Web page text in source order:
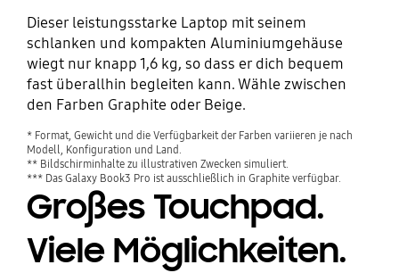
Dieser leistungsstarke Laptop mit seinem
schlanken und kompakten Aluminiumgehäuse
wiegt nur knapp 1,6 kg, so dass er dich bequem
fast überallhin begleiten kann. Wähle zwischen
den Farben Graphite oder Beige.
* Format, Gewicht und die Verfügbarkeit der Farben variieren je nach
Modell, Konfiguration und Land.
** Bildschirminhalte zu illustrativen Zwecken simuliert.
*** Das Galaxy Book3 Pro ist ausschließlich in Graphite verfügbar.
Großes Touchpad.
Viele Möglichkeiten.